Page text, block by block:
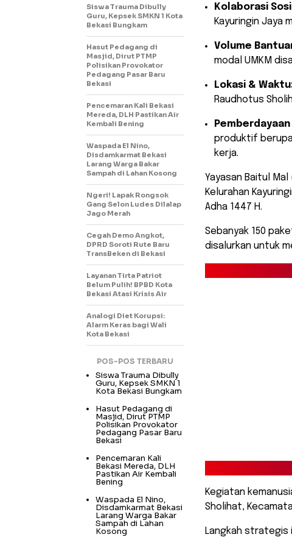
Kolaborasi
Kayuringin Jaya
Volume
modal UMKM
Lokasi &
Raudhotus
Pemberdayaan
produktif
kerja.
​Yayasan Baitul Mal
Kelurahan
Adha 1447 H.
Sebanyak 150
disalurkan untuk
Kegiatan
Sholihat,
Langkah strategis
Siswa Trauma Dibully
Guru, Kepsek SMKN 1 Kota
Bekasi Bungkam
Hasut Pedagang di
Masjid, Dirut PTMP
Polisikan Provokator
Pedagang Pasar Baru
Bekasi
Pencemaran Kali Bekasi
Mereda, DLH Pastikan Air
Kembali Bening
Waspada El Nino,
Disdamkarmat Bekasi
Larang Warga Bakar
Sampah di Lahan Kosong
Ngeri! Lapak Rongsok
Gang Selon Ludes Dilalap
Jago Merah
Cegah Demo Angkot,
DPRD Soroti Rute Baru
TransBeken di Bekasi
Layanan Tirta Patriot
Belum Pulih! BPBD Kota
Bekasi Atasi Krisis Air
Analogi Diet Korupsi:
Alarm Keras bagi Wali
Kota Bekasi
POS-POS TERBARU
Siswa Trauma Dibully
Guru, Kepsek SMKN 1
Kota Bekasi Bungkam
Hasut Pedagang di
Masjid, Dirut PTMP
Polisikan Provokator
Pedagang Pasar Baru
Bekasi
Pencemaran Kali
Bekasi Mereda, DLH
Pastikan Air Kembali
Bening
Waspada El Nino,
Disdamkarmat Bekasi
Larang Warga Bakar
Sampah di Lahan
Kosong